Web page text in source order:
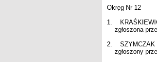
Okręg Nr 12
1.
zgłoszona
2. SZYMCZAK
zgłoszony